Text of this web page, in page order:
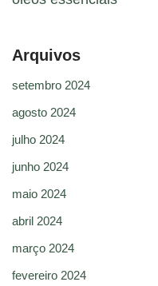
Arquivos
setembro 2024
agosto 2024
julho 2024
junho 2024
maio 2024
abril 2024
março 2024
fevereiro 2024